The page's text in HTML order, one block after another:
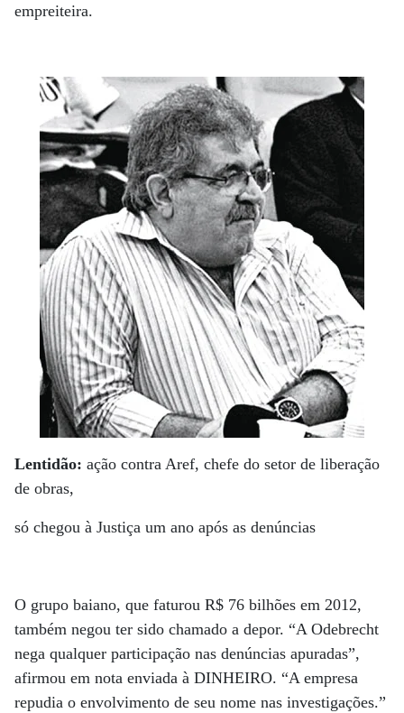
empreiteira.
Lentidão: ação contra Aref, chefe do setor de liberação
de obras,
só chegou à Justiça um ano após as denúncias
O grupo baiano, que faturou R$ 76 bilhões em 2012,
também negou ter sido chamado a depor. “A Odebrecht
nega qualquer participação nas denúncias apuradas”,
afirmou em nota enviada à DINHEIRO. “A empresa
repudia o envolvimento de seu nome nas investigações.”